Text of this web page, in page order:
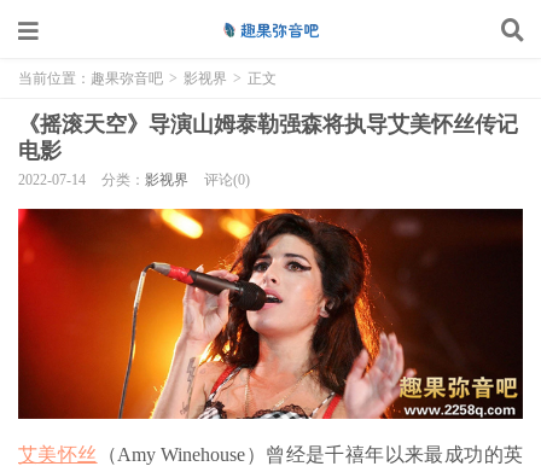
当前位置： 趣果弥音吧 > 影视界 > 正文
《摇滚天空》导演山姆泰勒强森将执导艾美怀丝传记
电影
2022-07-14 分类： 影视界 评论(0)
艾美怀丝 （Amy Winehouse）曾经是千禧年以来最成功的英